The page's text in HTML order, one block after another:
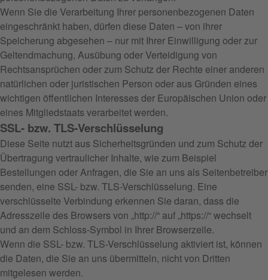
Wenn Sie die Verarbeitung Ihrer personenbezogenen Daten
eingeschränkt haben, dürfen diese Daten – von ihrer
Speicherung abgesehen – nur mit Ihrer Einwilligung oder zur
Geltendmachung, Ausübung oder Verteidigung von
Rechtsansprüchen oder zum Schutz der Rechte einer anderen
natürlichen oder juristischen Person oder aus Gründen eines
wichtigen öffentlichen Interesses der Europäischen Union oder
eines Mitgliedstaats verarbeitet werden.
SSL- bzw. TLS-Verschlüsselung
Diese Seite nutzt aus Sicherheitsgründen und zum Schutz der
Übertragung vertraulicher Inhalte, wie zum Beispiel
Bestellungen oder Anfragen, die Sie an uns als Seitenbetreiber
senden, eine SSL- bzw. TLS-Verschlüsselung. Eine
verschlüsselte Verbindung erkennen Sie daran, dass die
Adresszeile des Browsers von „http://“ auf „https://“ wechselt
und an dem Schloss-Symbol in Ihrer Browserzeile.
Wenn die SSL- bzw. TLS-Verschlüsselung aktiviert ist, können
die Daten, die Sie an uns übermitteln, nicht von Dritten
mitgelesen werden.